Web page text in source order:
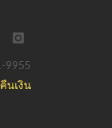
9955
นเงิน